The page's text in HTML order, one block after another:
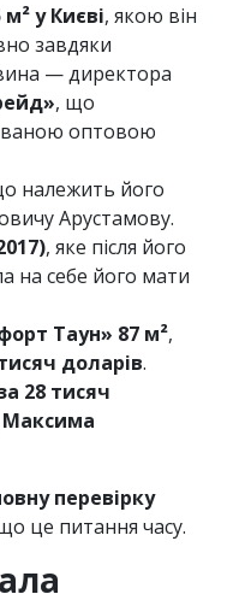
у Києві, якою він
завдяки
— директора
, що
оптовою
належить його
Арустамову.
, яке після його
на себе його мати
Таун» 87 м²,
доларів.
28 тисяч
Максима
перевірку
це питання часу.